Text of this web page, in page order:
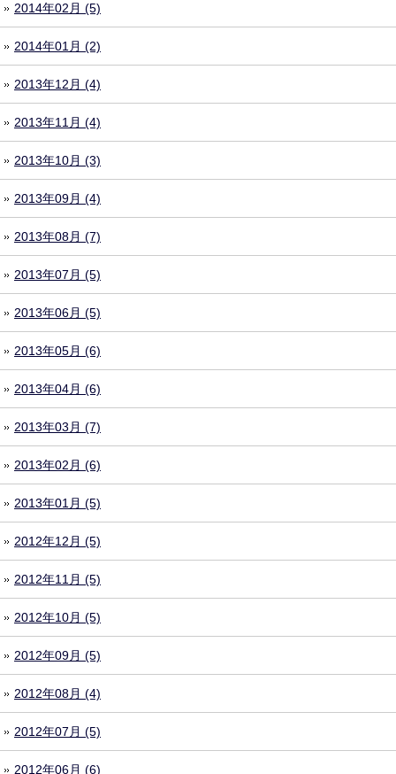
2014年02月 (5)
2014年01月 (2)
2013年12月 (4)
2013年11月 (4)
2013年10月 (3)
2013年09月 (4)
2013年08月 (7)
2013年07月 (5)
2013年06月 (5)
2013年05月 (6)
2013年04月 (6)
2013年03月 (7)
2013年02月 (6)
2013年01月 (5)
2012年12月 (5)
2012年11月 (5)
2012年10月 (5)
2012年09月 (5)
2012年08月 (4)
2012年07月 (5)
2012年06月 (6)